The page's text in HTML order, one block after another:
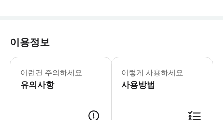
이용정보
이런건 주의하세요
유의사항
* 현장에서 테이블을 예약할 수도 있
이렇게 사용하세요
사용방법